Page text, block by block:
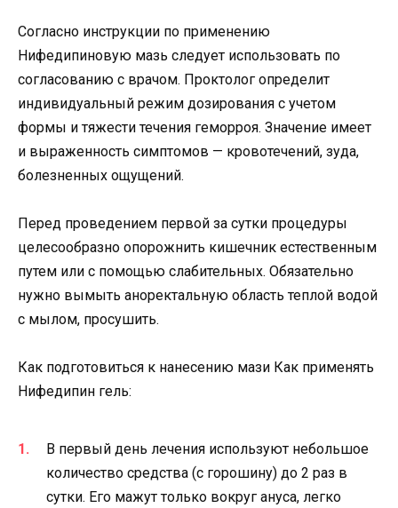
Согласно инструкции по применению
Нифедипиновую мазь следует использовать по
согласованию с врачом. Проктолог определит
индивидуальный режим дозирования с учетом
формы и тяжести течения геморроя. Значение имеет
и выраженность симптомов — кровотечений, зуда,
болезненных ощущений.
Перед проведением первой за сутки процедуры
целесообразно опорожнить кишечник естественным
путем или с помощью слабительных. Обязательно
нужно вымыть аноректальную область теплой водой
с мылом, просушить.
Как подготовиться к нанесению мази Как применять
Нифедипин гель:
В первый день лечения используют небольшое
количество средства (с горошину) до 2 раз в
сутки. Его мажут только вокруг ануса, легко